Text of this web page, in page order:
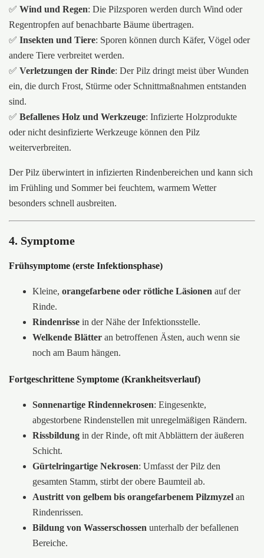
✅ Wind und Regen: Die Pilzsporen werden durch Wind oder
Regentropfen auf benachbarte Bäume übertragen.
✅ Insekten und Tiere: Sporen können durch Käfer, Vögel oder
andere Tiere verbreitet werden.
✅ Verletzungen der Rinde: Der Pilz dringt meist über Wunden
ein, die durch Frost, Stürme oder Schnittmaßnahmen entstanden
sind.
✅ Befallenes Holz und Werkzeuge: Infizierte Holzprodukte
oder nicht desinfizierte Werkzeuge können den Pilz
weiterverbreiten.
Der Pilz überwintert in infizierten Rindenbereichen und kann sich
im Frühling und Sommer bei feuchtem, warmem Wetter
besonders schnell ausbreiten.
4. Symptome
Frühsymptome (erste Infektionsphase)
Kleine, orangefarbene oder rötliche Läsionen auf der
Rinde.
Rindenrisse in der Nähe der Infektionsstelle.
Welkende Blätter an betroffenen Ästen, auch wenn sie
noch am Baum hängen.
Fortgeschrittene Symptome (Krankheitsverlauf)
Sonnenartige Rindennekrosen: Eingesenkte,
abgestorbene Rindenstellen mit unregelmäßigen Rändern.
Rissbildung in der Rinde, oft mit Abblättern der äußeren
Schicht.
Gürtelringartige Nekrosen: Umfasst der Pilz den
gesamten Stamm, stirbt der obere Baumteil ab.
Austritt von gelbem bis orangefarbenem Pilzmyzel an
Rindenrissen.
Bildung von Wasserschossen unterhalb der befallenen
Bereiche.